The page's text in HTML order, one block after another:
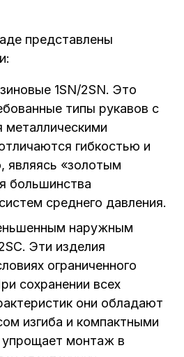
представлены
1SN/2SN. Это
типы рукавов с
металлическими
гибкостью и
являясь «золотым
большинства
среднего давления.
наружным
Эти изделия
ограниченного
сохранении всех
они обладают
изгиба и компактными
упрощает монтаж в